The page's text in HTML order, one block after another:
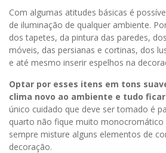
Com algumas atitudes básicas é
de iluminação de qualquer ambiente.
dos tapetes, da pintura das paredes,
móveis, das persianas e cortinas, dos
e até mesmo inserir espelhos na
Optar por esses itens em tons
clima novo ao ambiente e tudo
único cuidado que deve ser tomado é
quarto não fique muito monocromático
sempre misture alguns elementos de
decoração.